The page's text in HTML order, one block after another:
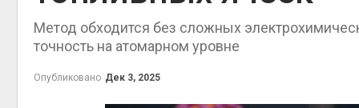
Метод обходится без сложных
точность на атомарном уровне
Опубликовано Дек 3, 2025
Авг 7, 2026